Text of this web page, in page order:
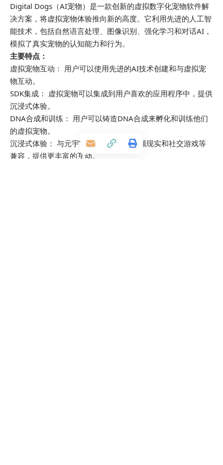
Digital Dogs（AI宠物）是一款创新的虚拟数字化宠物软件解
决方案，将虚拟宠物体验推向新的高度。它利用先进的人工智
能技术，包括自然语言处理、图像识别、强化学习和对话AI，
模拟了真实宠物的认知能力和行为。
主要特点：
虚拟宠物互动： 用户可以使用先进的AI技术创建和与虚拟宠
物互动。
SDK集成： 虚拟宠物可以集成到用户喜欢的应用程序中，提供
沉浸式体验。
DNA合成和训练： 用户可以铸造DNA合成来孵化和训练他们
的虚拟宠物。
沉浸式体验： 与元宇宙、虚拟现实、增强现实和社交游戏等
兼容，提供更丰富的互动。